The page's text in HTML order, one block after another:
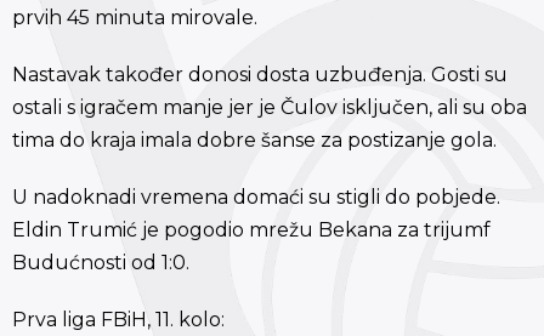
prvih 45 minuta mirovale.
Nastavak također donosi dosta uzbuđenja. Gosti su
ostali s igračem manje jer je Čulov isključen, ali su oba
tima do kraja imala dobre šanse za postizanje gola.
U nadoknadi vremena domaći su stigli do pobjede.
Eldin Trumić je pogodio mrežu Bekana za trijumf
Budućnosti od 1:0.
Prva liga FBiH, 11. kolo: